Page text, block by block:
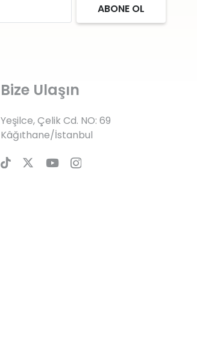
ABONE OL
Bize Ulaşın
Yeşilce, Çelik Cd. NO: 69
Kâğıthane/İstanbul